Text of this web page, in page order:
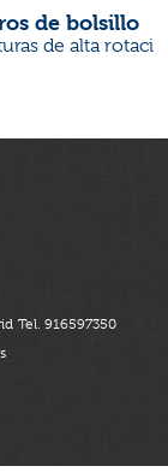
de bolsillo
de alta
Tel. 916597350